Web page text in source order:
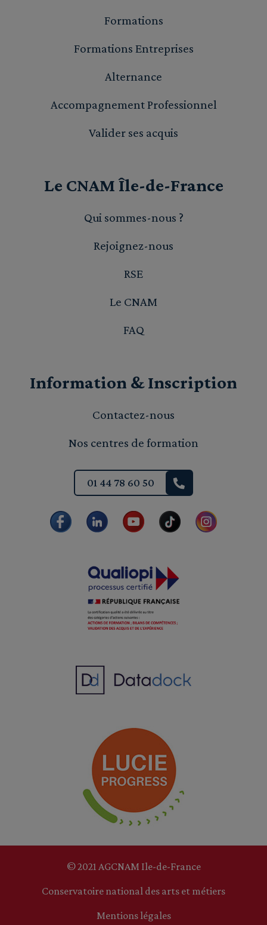
Formations
Formations Entreprises
Alternance
Accompagnement Professionnel
Valider ses acquis
Le CNAM Île-de-France
Qui sommes-nous ?
Rejoignez-nous
RSE
Le CNAM
FAQ
Information & Inscription
Contactez-nous
Nos centres de formation
01 44 78 60 50
© 2021 AGCNAM Ile-de-France
Conservatoire national des arts et métiers
Mentions légales